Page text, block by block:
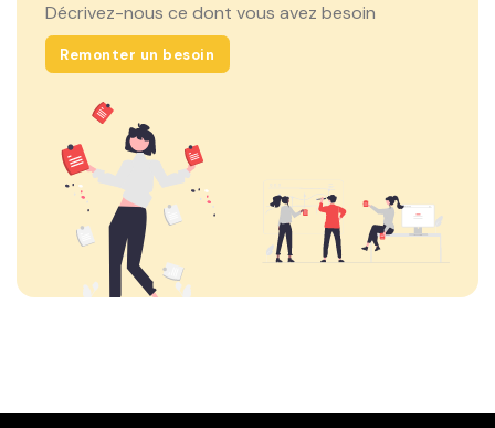
Décrivez-nous ce dont vous avez besoin
Remonter un besoin